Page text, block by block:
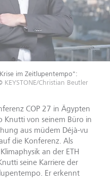
im Zeitlupentempo":
KEYSTONE/Christian Beutler
COP 27 in Ägypten
Knutti von seinem Büro in
aus müdem Déjà-vu
die Konferenz. Als
an der ETH
seine Karriere der
Er erkennt